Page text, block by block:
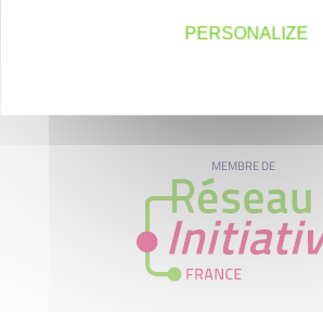
MEMBRE DE
PERSONALIZE